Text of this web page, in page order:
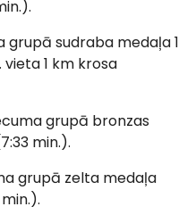
sudraba medaļa 1
vieta 1 km krosa
grupā bronzas
min.).
grupā zelta medaļa